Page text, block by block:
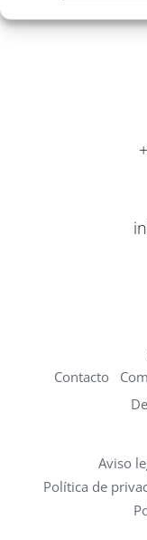
Contacto
Aviso
Política de